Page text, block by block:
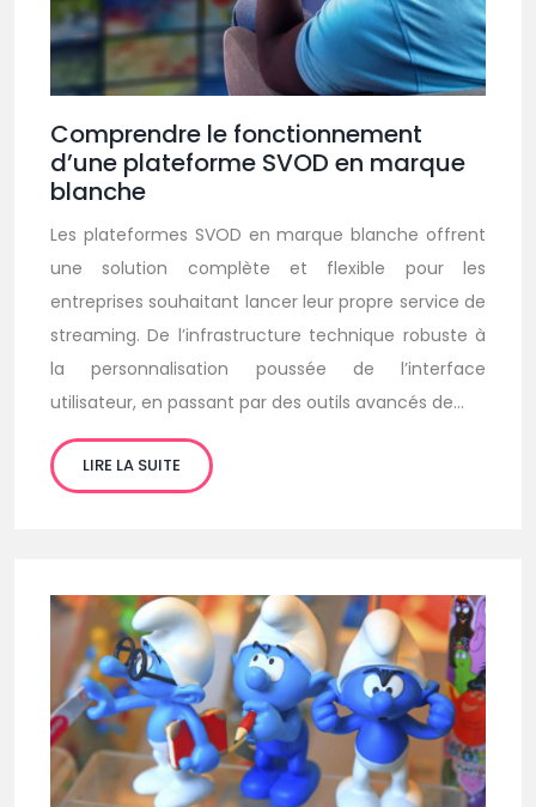
Comprendre le fonctionnement
d’une plateforme SVOD en marque
blanche
Les plateformes SVOD en marque blanche offrent
une solution complète et flexible pour les
entreprises souhaitant lancer leur propre service de
streaming. De l’infrastructure technique robuste à
la personnalisation poussée de l’interface
utilisateur, en passant par des outils avancés de…
LIRE LA SUITE